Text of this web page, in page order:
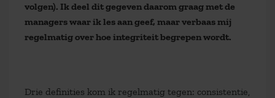
volgen). Ik deel dit gegeven daarom graag met de
managers waar ik les aan geef, maar verbaas mij
regelmatig over hoe integriteit begrepen wordt.
Drie definities kom ik regelmatig tegen: consistentie,